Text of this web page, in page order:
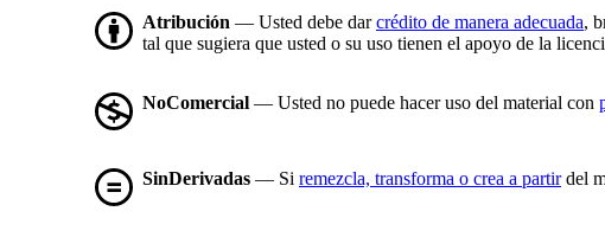
Atribución — Usted debe darcrédito de manera adecuada,
tal que sugiera que usted o su uso tienen el apoyo de la
NoComercial — Usted no puede hacer uso del material con
SinDerivadas — Si remezcla, transforma o crea a partirdel